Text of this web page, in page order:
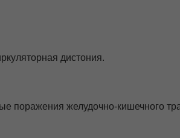
дистония.
поражения желудочно-кишечного